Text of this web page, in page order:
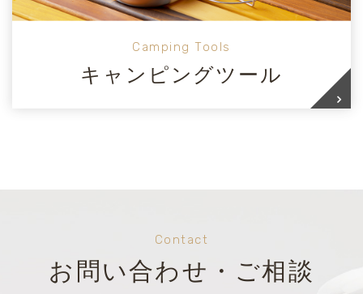
Camping Tools
キャンピングツール
Contact
お問い合わせ・ご相談